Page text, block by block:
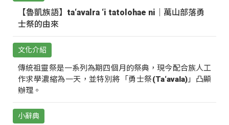
【魯凱族語】ta‘avalra ‘i tatolohae ni｜萬山部落勇
士祭的由來
文化介紹
傳統祖靈祭是一系列為期四個月的祭典，現今配合族人工
作求學濃縮為一天，並特別將「勇士祭(Ta‘avala)」凸顯
辦理。
小辭典